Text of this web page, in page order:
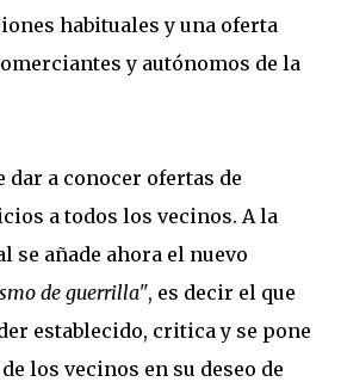
habituales y una oferta
y autónomos de la
dar a conocer ofertas de
a todos los vecinos. A la
se añade ahora el nuevo
de guerrilla", es decir el que
establecido, critica y se pone
los vecinos en su deseo de